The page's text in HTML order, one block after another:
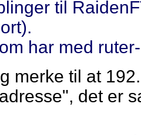
til
har med
merke til at
det er